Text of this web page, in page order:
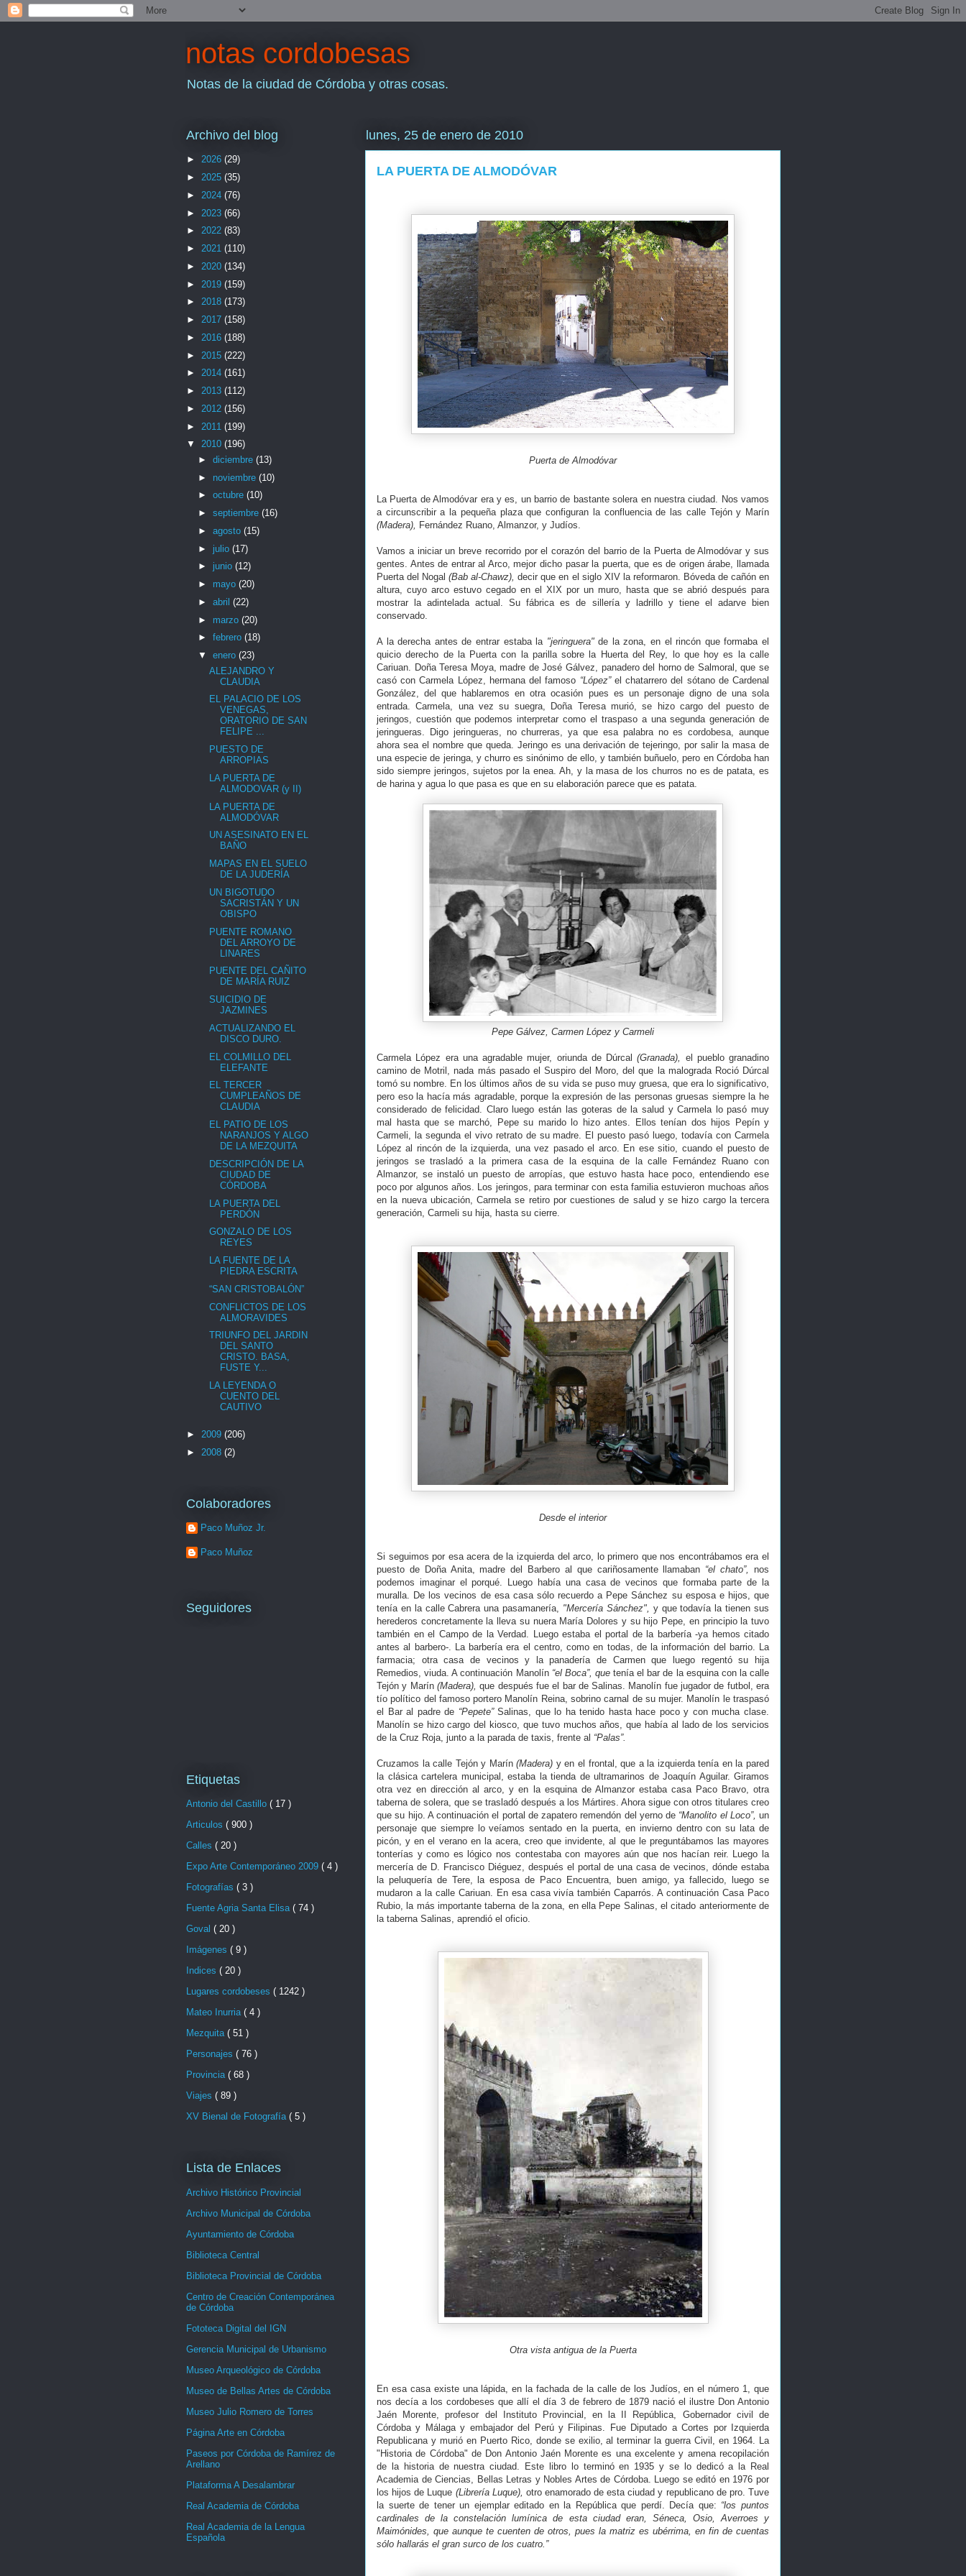
notas cordobesas
Notas de la ciudad de Córdoba y otras cosas.
lunes, 25 de enero de 2010
LA PUERTA DE ALMODÓVAR
Puerta de Almodóvar
La Puerta de Almodóvar era y es, un barrio de bastante solera en nuestra ciudad. Nos vamos
a circunscribir a la pequeña plaza que configuran la confluencia de las calle Tejón y Marín
(Madera), Fernández Ruano, Almanzor, y Judíos.
Vamos a iniciar un breve recorrido por el corazón del barrio de la Puerta de Almodóvar y sus
gentes. Antes de entrar al Arco, mejor dicho pasar la puerta, que es de origen árabe, llamada
Puerta del Nogal(Bab al-Chawz), decir que en el siglo XIV la reformaron. Bóveda de cañón en
altura, cuyo arco estuvo cegado en el XIX por un muro, hasta que se abrió después para
mostrar la adintelada actual. Su fábrica es de sillería y ladrillo y tiene el adarve bien
conservado.
A la derecha antes de entrar estaba la "jeringuera"de la zona, en el rincón que formaba el
quicio derecho de la Puerta con la parilla sobre la Huerta del Rey, lo que hoy es la calle
Cariuan. Doña Teresa Moya, madre de José Gálvez, panadero del horno de Salmoral, que se
casó con Carmela López, hermana del famoso “López”el chatarrero del sótano de Cardenal
González, del que hablaremos en otra ocasión pues es un personaje digno de una sola
entrada. Carmela, una vez su suegra, Doña Teresa murió, se hizo cargo del puesto de
jeringos, cuestión que podemos interpretar como el traspaso a una segunda generación de
jeringueras. Digo jeringueras, no churreras, ya que esa palabra no es cordobesa, aunque
ahora sea el nombre que queda. Jeringo es una derivación de tejeringo, por salir la masa de
una especie de jeringa, y churro es sinónimo de ello, y también buñuelo, pero en Córdoba han
sido siempre jeringos, sujetos por la enea. Ah, y la masa de los churros no es de patata, es
de harina y agua lo que pasa es que en su elaboración parece que es patata.
Pepe Gálvez, Carmen López y Carmeli
Carmela López era una agradable mujer, oriunda de Dúrcal(Granada), el pueblo granadino
camino de Motril, nada más pasado el Suspiro del Moro, del que la malograda Roció Dúrcal
tomó su nombre. En los últimos años de su vida se puso muy gruesa, que era lo significativo,
pero eso la hacía más agradable, porque la expresión de las personas gruesas siempre la he
considerado de felicidad. Claro luego están las goteras de la salud y Carmela lo pasó muy
mal hasta que se marchó, Pepe su marido lo hizo antes. Ellos tenían dos hijos Pepín y
Carmeli, la segunda el vivo retrato de su madre. El puesto pasó luego, todavía con Carmela
López al rincón de la izquierda, una vez pasado el arco. En ese sitio, cuando el puesto de
jeringos se trasladó a la primera casa de la esquina de la calle Fernández Ruano con
Almanzor, se instaló un puesto de arropías, que estuvo hasta hace poco, entendiendo ese
poco por algunos años. Los jeringos, para terminar con esta familia estuvieron muchoas años
en la nueva ubicación, Carmela se retiro por cuestiones de salud y se hizo cargo la tercera
generación, Carmeli su hija, hasta su cierre.
Desde el interior
Si seguimos por esa acera de la izquierda del arco, lo primero que nos encontrábamos era el
puesto de Doña Anita, madre del Barbero al que cariñosamente llamaban “el chato”, nos
podemos imaginar el porqué. Luego había una casa de vecinos que formaba parte de la
muralla. De los vecinos de esa casa sólo recuerdo a Pepe Sánchez su esposa e hijos, que
tenía en la calle Cabrera una pasamanería, "Mercería Sánchez", y que todavía la tienen sus
herederos concretamente la lleva su nuera María Dolores y su hijo Pepe, en principio la tuvo
también en el Campo de la Verdad. Luego estaba el portal de la barbería -ya hemos citado
antes al barbero-. La barbería era el centro, como en todas, de la información del barrio. La
farmacia; otra casa de vecinos y la panadería de Carmen que luego regentó su hija
Remedios, viuda. A continuación Manolín “el Boca”, quetenía el bar de la esquina con la calle
Tejón y Marín(Madera),que después fue el bar de Salinas. Manolín fue jugador de futbol, era
tío político del famoso portero Manolín Reina, sobrino carnal de su mujer. Manolín le traspasó
el Bar al padre de “Pepete”Salinas, que lo ha tenido hasta hace poco y con mucha clase.
Manolín se hizo cargo del kiosco, que tuvo muchos años, que había al lado de los servicios
de la Cruz Roja, junto a la parada de taxis, frente al “Palas”.
Cruzamos la calle Tejón y Marín(Madera) y en el frontal, que a la izquierda tenía en la pared
la clásica cartelera municipal, estaba la tienda de ultramarinos de Joaquín Aguilar. Giramos
otra vez en dirección al arco, y en la esquina de Almanzor estaba casa Paco Bravo, otra
taberna de solera, que se trasladó después a los Mártires. Ahora sigue con otros titulares creo
que su hijo. A continuación el portal de zapatero remendón del yerno de “Manolito el Loco”, un
personaje que siempre lo veíamos sentado en la puerta, en invierno dentro con su lata de
picón, y en el verano en la acera, creo que invidente, al que le preguntábamos las mayores
tonterías y como es lógico nos contestaba con mayores aún que nos hacían reir. Luego la
mercería de D. Francisco Diéguez, después el portal de una casa de vecinos, dónde estaba
la peluquería de Tere, la esposa de Paco Encuentra, buen amigo, ya fallecido, luego se
mudaron a la calle Cariuan. En esa casa vivía también Caparrós. A continuación Casa Paco
Rubio, la más importante taberna de la zona, en ella Pepe Salinas, el citado anteriormente de
la taberna Salinas, aprendió el oficio.
Otra vista antigua de la Puerta
En esa casa existe una lápida, en la fachada de la calle de los Judíos, en el número 1, que
nos decía a los cordobeses que allí el día 3 de febrero de 1879 nació el ilustre Don Antonio
Jaén Morente, profesor del Instituto Provincial, en la II República, Gobernador civil de
Córdoba y Málaga y embajador del Perú y Filipinas. Fue Diputado a Cortes por Izquierda
Republicana y murió en Puerto Rico, donde se exilio, al terminar la guerra Civil, en 1964. La
"Historia de Córdoba" de Don Antonio Jaén Morente es una excelente y amena recopilación
de la historia de nuestra ciudad. Este libro lo terminó en 1935 y se lo dedicó a la Real
Academia de Ciencias, Bellas Letras y Nobles Artes de Córdoba. Luego se editó en 1976 por
los hijos de Luque (Librería Luque), otro enamorado de esta ciudad y republicano de pro. Tuve
la suerte de tener un ejemplar editado en la República que perdí. Decía que: “los puntos
cardinales de la constelación lumínica de esta ciudad eran, Séneca, Osio, Averroes y
Maimónides, que aunque te cuenten de otros, pues la matriz es ubérrima, en fin de cuentas
sólo hallarás el gran surco de los cuatro.”
Archivo del blog
► 2026 (29)
► 2025 (35)
► 2024 (76)
► 2023 (66)
► 2022 (83)
► 2021 (110)
► 2020 (134)
► 2019 (159)
► 2018 (173)
► 2017 (158)
► 2016 (188)
► 2015 (222)
► 2014 (161)
► 2013 (112)
► 2012 (156)
► 2011 (199)
▼ 2010 (196)
► diciembre (13)
► noviembre (10)
► octubre (10)
► septiembre (16)
► agosto (15)
► julio (17)
► junio (12)
► mayo (20)
► abril (22)
► marzo (20)
► febrero (18)
▼ enero (23)
ALEJANDRO Y
CLAUDIA
EL PALACIO DE LOS
VENEGAS,
ORATORIO DE SAN
FELIPE ...
PUESTO DE
ARROPIAS
LA PUERTA DE
ALMODOVAR (y II)
LA PUERTA DE
ALMODÓVAR
UN ASESINATO EN EL
BAÑO
MAPAS EN EL SUELO
DE LA JUDERÍA
UN BIGOTUDO
SACRISTÁN Y UN
OBISPO
PUENTE ROMANO
DEL ARROYO DE
LINARES
PUENTE DEL CAÑITO
DE MARÍA RUIZ
SUICIDIO DE
JAZMINES
ACTUALIZANDO EL
DISCO DURO.
EL COLMILLO DEL
ELEFANTE
EL TERCER
CUMPLEAÑOS DE
CLAUDIA
EL PATIO DE LOS
NARANJOS Y ALGO
DE LA MEZQUITA
DESCRIPCIÓN DE LA
CIUDAD DE
CÓRDOBA
LA PUERTA DEL
PERDÓN
GONZALO DE LOS
REYES
LA FUENTE DE LA
PIEDRA ESCRITA
“SAN CRISTOBALÓN”
CONFLICTOS DE LOS
ALMORAVIDES
TRIUNFO DEL JARDIN
DEL SANTO
CRISTO. BASA,
FUSTE Y...
LA LEYENDA O
CUENTO DEL
CAUTIVO
► 2009 (206)
► 2008 (2)
Colaboradores
Paco Muñoz Jr.
Paco Muñoz
Seguidores
Etiquetas
Antonio del Castillo ( 17 )
Articulos ( 900 )
Calles ( 20 )
Expo Arte Contemporáneo 2009 ( 4 )
Fotografías ( 3 )
Fuente Agria Santa Elisa ( 74 )
Goval ( 20 )
Imágenes ( 9 )
Indices ( 20 )
Lugares cordobeses ( 1242 )
Mateo Inurria ( 4 )
Mezquita ( 51 )
Personajes ( 76 )
Provincia ( 68 )
Viajes ( 89 )
XV Bienal de Fotografía ( 5 )
Lista de Enlaces
Archivo Histórico Provincial
Archivo Municipal de Córdoba
Ayuntamiento de Córdoba
Biblioteca Central
Biblioteca Provincial de Córdoba
Centro de Creación Contemporánea
de Córdoba
Fototeca Digital del IGN
Gerencia Municipal de Urbanismo
Museo Arqueológico de Córdoba
Museo de Bellas Artes de Córdoba
Museo Julio Romero de Torres
Página Arte en Córdoba
Paseos por Córdoba de Ramírez de
Arellano
Plataforma A Desalambrar
Real Academia de Córdoba
Real Academia de la Lengua
Española